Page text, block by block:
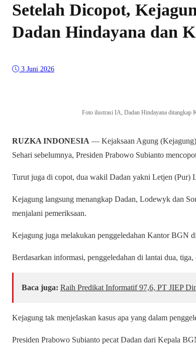
Setelah Dicopot,
Dadan Hindayana dan
3 Juni 2026
Foto ilustrasi IA, Dadan Hindayana
RUZKA INDONESIA — Kejaksaan Agung
Sehari sebelumnya, Presiden Prabowo Subianto
Turut juga di copot, dua wakil Dadan yakni Letjen (Pur)
Kejagung langsung menangkap Dadan, Lodewyk dan
menjalani pemeriksaan.
Kejagung juga melakukan penggeledahan Kantor BGN
Berdasarkan informasi, penggeledahan di lantai dua,
Baca juga: Raih Predikat Informatif 97,6, PT JIEP
Kejagung tak menjelaskan kasus apa yang dalam
Presiden Prabowo Subianto pecat Dadan dari Kepala